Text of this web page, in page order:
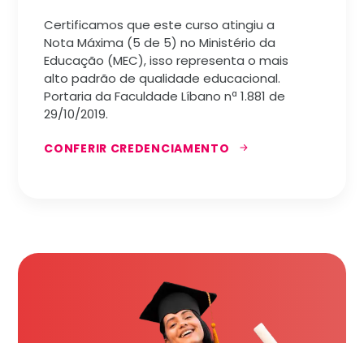
Certificamos que este curso atingiu a
Nota Máxima (5 de 5) no Ministério da
Educação (MEC), isso representa o mais
alto padrão de qualidade educacional.
Portaria da Faculdade Líbano nª 1.881 de
29/10/2019.
CONFERIR CREDENCIAMENTO